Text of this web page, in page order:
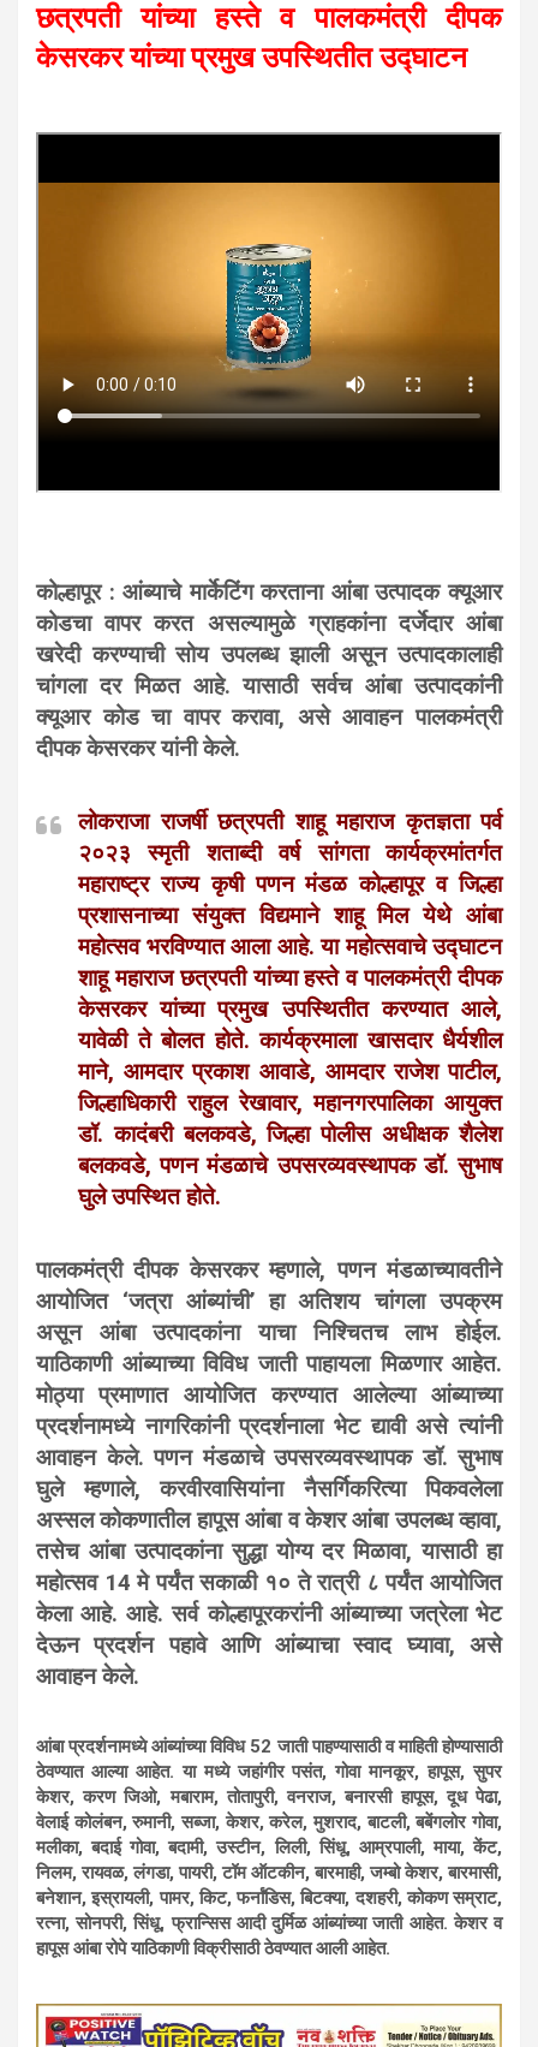
छत्रपती यांच्या हस्ते व पालकमंत्री दीपक
केसरकर यांच्या प्रमुख उपस्थितीत उद्घाटन
कोल्हापूर : आंब्याचे मार्केटिंग करताना आंबा उत्पादक क्यूआर
कोडचा वापर करत असल्यामुळे ग्राहकांना दर्जेदार आंबा
खरेदी करण्याची सोय उपलब्ध झाली असून उत्पादकालाही
चांगला दर मिळत आहे. यासाठी सर्वच आंबा उत्पादकांनी
क्यूआर कोड चा वापर करावा, असे आवाहन पालकमंत्री
दीपक केसरकर यांनी केले.
लोकराजा राजर्षी छत्रपती शाहू महाराज कृतज्ञता पर्व
२०२३ स्मृती शताब्दी वर्ष सांगता कार्यक्रमांतर्गत
महाराष्ट्र राज्य कृषी पणन मंडळ कोल्हापूर व जिल्हा
प्रशासनाच्या संयुक्त विद्यमाने शाहू मिल येथे आंबा
महोत्सव भरविण्यात आला आहे. या महोत्सवाचे उद्घाटन
शाहू महाराज छत्रपती यांच्या हस्ते व पालकमंत्री दीपक
केसरकर यांच्या प्रमुख उपस्थितीत करण्यात आले,
यावेळी ते बोलत होते. कार्यक्रमाला खासदार धैर्यशील
माने, आमदार प्रकाश आवाडे, आमदार राजेश पाटील,
जिल्हाधिकारी राहुल रेखावार, महानगरपालिका आयुक्त
डॉ. कादंबरी बलकवडे, जिल्हा पोलीस अधीक्षक शैलेश
बलकवडे, पणन मंडळाचे उपसरव्यवस्थापक डॉ. सुभाष
घुले उपस्थित होते.
पालकमंत्री दीपक केसरकर म्हणाले, पणन मंडळाच्यावतीने
आयोजित ‘जत्रा आंब्यांची’ हा अतिशय चांगला उपक्रम
असून आंबा उत्पादकांना याचा निश्चितच लाभ होईल.
याठिकाणी आंब्याच्या विविध जाती पाहायला मिळणार आहेत.
मोठ्या प्रमाणात आयोजित करण्यात आलेल्या आंब्याच्या
प्रदर्शनामध्ये नागरिकांनी प्रदर्शनाला भेट द्यावी असे त्यांनी
आवाहन केले. पणन मंडळाचे उपसरव्यवस्थापक डॉ. सुभाष
घुले म्हणाले, करवीरवासियांना नैसर्गिकरित्या पिकवलेला
अस्सल कोकणातील हापूस आंबा व केशर आंबा उपलब्ध व्हावा,
तसेच आंबा उत्पादकांना सुद्धा योग्य दर मिळावा, यासाठी हा
महोत्सव 14 मे पर्यंत सकाळी १० ते रात्री ८ पर्यंत आयोजित
केला आहे. आहे. सर्व कोल्हापूरकरांनी आंब्याच्या जत्रेला भेट
देऊन प्रदर्शन पहावे आणि आंब्याचा स्वाद घ्यावा, असे
आवाहन केले.
आंबा प्रदर्शनामध्ये आंब्यांच्या विविध 52 जाती पाहण्यासाठी व माहिती होण्यासाठी
ठेवण्यात आल्या आहेत. या मध्ये जहांगीर पसंत, गोवा मानकूर, हापूस, सुपर
केशर, करण जिओ, मबाराम, तोतापुरी, वनराज, बनारसी हापूस, दूध पेढा,
वेलाई कोलंबन, रुमानी, सब्जा, केशर, करेल, मुशराद, बाटली, बबेंगलोर गोवा,
मलीका, बदाई गोवा, बदामी, उस्टीन, लिली, सिंधू, आम्रपाली, माया, केंट,
निलम, रायवळ, लंगडा, पायरी, टॉम ऑटकीन, बारमाही, जम्बो केशर, बारमासी,
बनेशान, इस्रायली, पामर, किट, फर्नांडिस, बिटक्या, दशहरी, कोकण सम्राट,
रत्ना, सोनपरी, सिंधू, फ्रान्सिस आदी दुर्मिळ आंब्यांच्या जाती आहेत. केशर व
हापूस आंबा रोपे याठिकाणी विक्रीसाठी ठेवण्यात आली आहेत.